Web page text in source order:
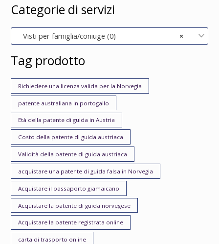
Categorie di servizi
×
Visti per famiglia/coniuge (0)
Tag prodotto
Richiedere una licenza valida per la Norvegia
patente australiana in portogallo
Età della patente di guida in Austria
Costo della patente di guida austriaca
Validità della patente di guida austriaca
acquistare una patente di guida falsa in Norvegia
Acquistare il passaporto giamaicano
Acquistare la patente di guida norvegese
Acquistare la patente registrata online
carta di trasporto online